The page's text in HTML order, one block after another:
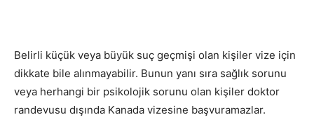
Belirli küçük veya büyük suç geçmişi olan kişiler vize için
dikkate bile alınmayabilir. Bunun yanı sıra sağlık sorunu
veya herhangi bir psikolojik sorunu olan kişiler doktor
randevusu dışında Kanada vizesine başvuramazlar.